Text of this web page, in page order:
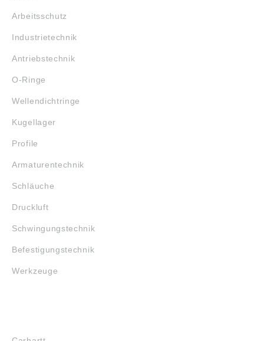
Arbeitsschutz
Industrietechnik
Antriebstechnik
O-Ringe
Wellendichtringe
Kugellager
Profile
Armaturentechnik
Schläuche
Druckluft
Schwingungstechnik
Befestigungstechnik
Werkzeuge